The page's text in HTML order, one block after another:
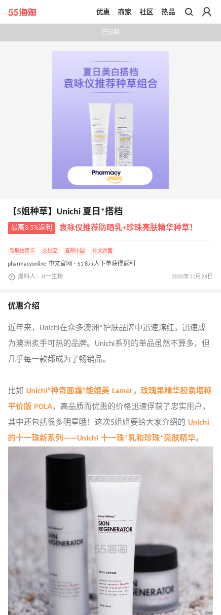
带你去官网买正品
优惠 商家 社区 热品
已过期
【5姐种草】Unichi 夏日*搭档
最高3.5%返利 袁咏仪推荐防晒乳+珍珠亮肤精华种草！
银联信用卡 支付宝 直邮中国 中文页面
pharmacyonline 中文官网 · 51.8万人下单获得返利
爆料人：JJ一生粉 2020年11月24日
优惠介绍
近年来，Unichi在众多澳洲*护肤品牌中迅速蹿红，迅速成
为澳洲炙手可热的品牌。Unichi系列的单品虽然不算多，但
几乎每一款都成为了畅销品。
比如 Unichi“神奇面霜”能媲美 Lamer，玫瑰果精华胶囊堪称
平价版 POLA，高品质而优惠的价格迅速俘获了忠实用户，
其中还包括很多明星哦！这次5姐姐要给大家介绍的 Unichi
的十一珠新系列——Unichi 十一珠*乳和珍珠*亮肤精华。